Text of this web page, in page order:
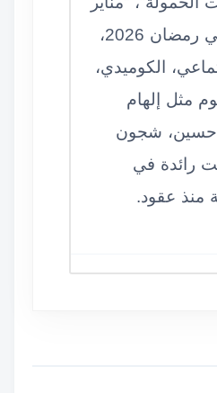
وأربع كناين”. في رمضان 2026،
الكوميدي،
مثل إلهام
حسين، شجون
رائدة في
منذ عقود.